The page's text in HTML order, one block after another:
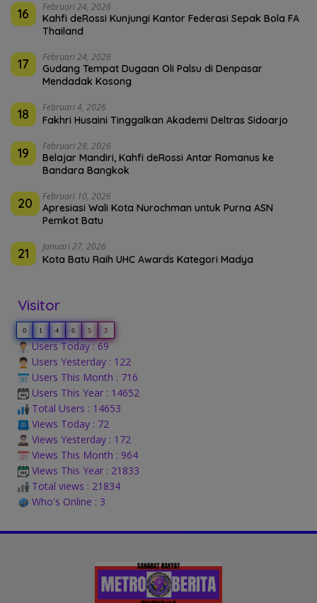
16 Februari 24, 2026
Kahfi deRossi Kunjungi Kantor Federasi Sepak Bola FA
Thailand
17 Februari 24, 2026
Gudang Tempat Dugaan Oli Palsu di Denpasar
Mendadak Kosong
18 Februari 4, 2026
Fakhri Husaini Tinggalkan Akademi Deltras Sidoarjo
19 Februari 28, 2026
Belajar Mandiri, Kahfi deRossi Antar Romanus ke
Bandara Bangkok
20 Februari 10, 2026
Apresiasi Wali Kota Nurochman untuk Purna ASN
Pemkot Batu
21 Januari 27, 2026
Kota Batu Raih UHC Awards Kategori Madya
Visitor
0 1 4 6 5 3
Users Today : 69
Users Yesterday : 122
Users This Month : 716
Users This Year : 14652
Total Users : 14653
Views Today : 72
Views Yesterday : 172
Views This Month : 964
Views This Year : 21833
Total views : 21834
Who's Online : 3